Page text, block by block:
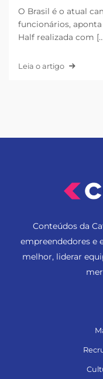
O Brasil é o atual
funcionários,
Half realizada com
Leia o artigo
Conteúdos da
empreendedores e
melhor, liderar